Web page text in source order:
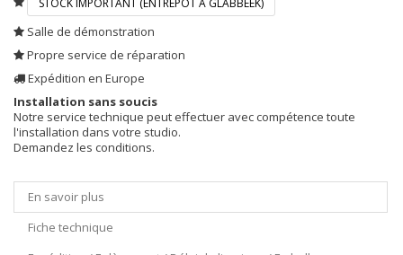
STOCK IMPORTANT (ENTREPÔT À GLABBEEK)
Salle de démonstration
Propre service de réparation
Expédition en Europe
Installation sans soucis
Notre service technique peut effectuer avec compétence toute
l'installation dans votre studio.
Demandez les conditions.
En savoir plus
Fiche technique